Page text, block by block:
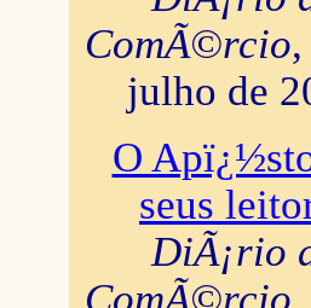
ComÃ©rcio
julho de
O
seus
DiÃ¡rio
ComÃ©rcio